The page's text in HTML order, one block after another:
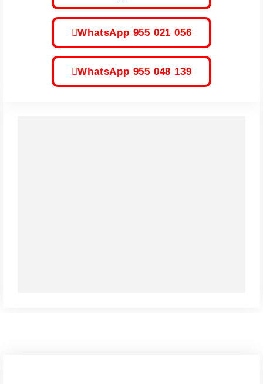
WhatsApp 955 021 056
WhatsApp 955 048 139